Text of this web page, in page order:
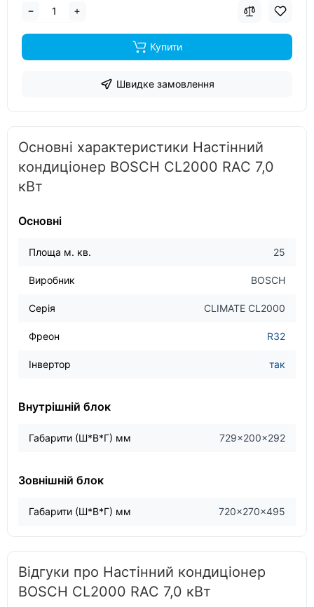
Купити
Швидке замовлення
Основні характеристики Настінний
кондиціонер BOSCH CL2000 RAC 7,0
кВт
Основні
Площа м. кв. 25
Виробник BOSCH
Серія CLIMATE CL2000
Фреон R32
Інвертор так
Внутрішній блок
Габарити (Ш*В*Г) мм 729×200×292
Зовнішній блок
Габарити (Ш*В*Г) мм 720×270×495
Відгуки про Настінний кондиціонер
BOSCH CL2000 RAC 7,0 кВт